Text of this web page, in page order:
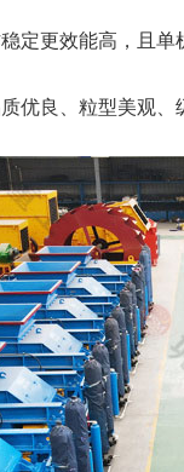
定更效能高，且单
优良、粒型美观、